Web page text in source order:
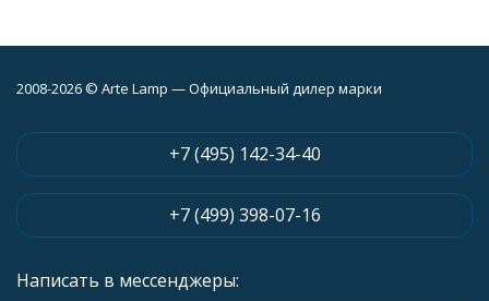
2008-2026 © Arte Lamp — Официальный дилер марки
+7 (495) 142-34-40
+7 (499) 398-07-16
Написать в мессенджеры: